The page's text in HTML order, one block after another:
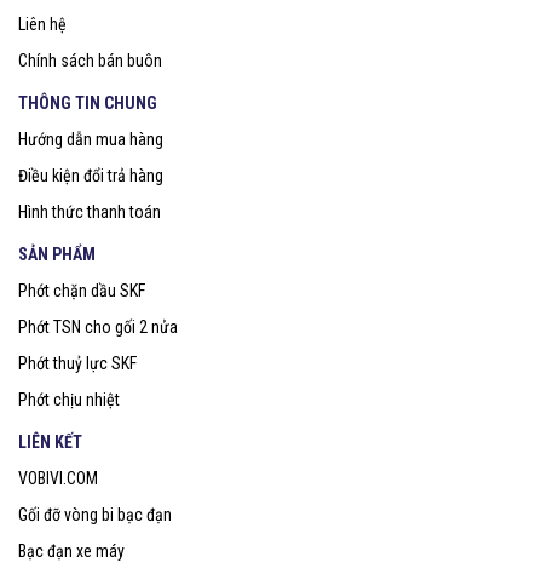
Liên hệ
Chính sách bán buôn
THÔNG TIN CHUNG
Hướng dẫn mua hàng
Điều kiện đổi trả hàng
Hình thức thanh toán
SẢN PHẨM
Phớt chặn dầu SKF
Phớt TSN cho gối 2 nửa
Phớt thuỷ lực SKF
Phớt chịu nhiệt
LIÊN KẾT
VOBIVI.COM
Gối đỡ vòng bi bạc đạn
Bạc đạn xe máy